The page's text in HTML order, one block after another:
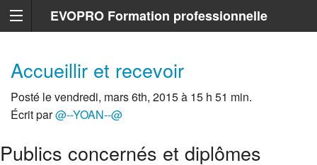
EVOPRO Formation professionnelle
Accueillir et recevoir
Posté le vendredi, mars 6th, 2015 à 15 h 51 min.
Écrit par@--YOAN--@
Publics concernés et diplômes